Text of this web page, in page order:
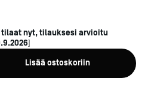
tilaat nyt, tilauksesi arvioitu
]
Lisää ostoskoriin
yli